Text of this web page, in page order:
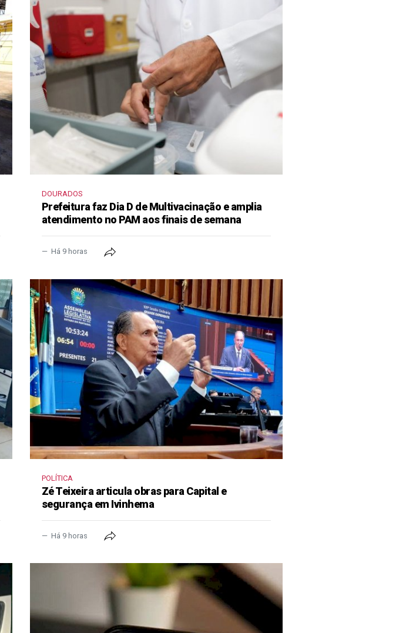
DOURADOS
Prefeitura faz Dia D de Multivacinação e amplia
atendimento no PAM aos finais de semana
Há 9 horas
POLÍTICA
Zé Teixeira articula obras para Capital e
segurança em Ivinhema
Há 9 horas